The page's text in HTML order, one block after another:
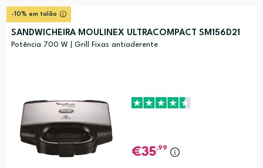
-10% em talão
SANDWICHEIRA MOULINEX ULTRACOMPACT SM156D21
Potência 700 W | Grill Fixas antiaderente
35,99